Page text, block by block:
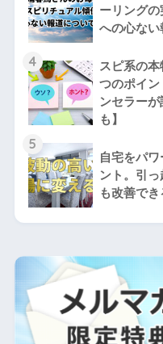
ーリング
への心ない
4
スピ系の
つのポイン
ンセラー
も】
5
自宅をパ
ント。引
も改善でき